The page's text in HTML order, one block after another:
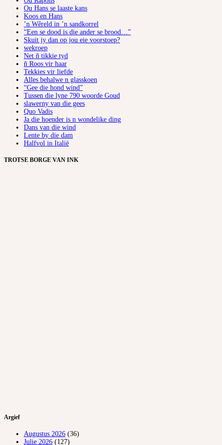
Ou Hans se laaste kans
Koos en Hans
’n Wêreld in ’n sandkorrel
“Een se dood is die ander se brood…”
Skuit jy dan op jou eie voorstoep?
wekroep
Net ñ tikkie tyd
ñ Roos vir haar
Tekkies vir liefde
Alles behalwe n glasskoen
“Gee die hond wind”
Tussen die lyne 790 woorde Goud
slawerny van die gees
Quo Vadis
Ja die hoender is n wondelike ding
Dans van die wind
Lente by die dam
Halfvol in Italië
TROTSE BORGE VAN INK
Argief
Augustus 2026 (36)
Julie 2026 (127)